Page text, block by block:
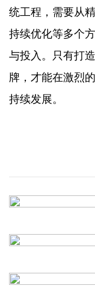
统工程，需要从
持续优化等多个
与投入。只有打
牌，才能在激烈
持续发展。